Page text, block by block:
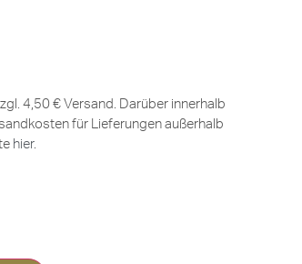
4,50 € Versand. Darüber innerhalb
für Lieferungen außerhalb
hier.